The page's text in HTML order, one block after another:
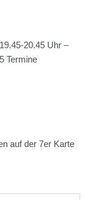
20.45 Uhr –
Termine
auf der 7er Karte